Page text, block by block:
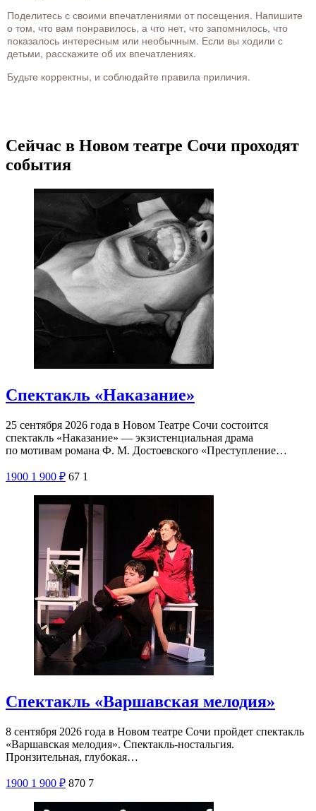
Поделитесь с своими впечатлениями от посещения. Напишите
о том, что вам понравилось, а что нет, что запомнилось, что
показалось интересным или необычным. Если вы ходили с
детьми, расскажите об их впечатлениях.
Будьте корректны, и соблюдайте правила приличия.
Сейчас в Новом театре Сочи проходят
события
Спектакль «Наказание»
25 сентября 2026 года в Новом Театре Сочи состоится
спектакль «Наказание» — экзистенциальная драма
по мотивам романа Ф. М. Достоевского «Преступление…
1900 1 900 ₽ 67 1
Спектакль «Варшавская мелодия»
8 сентября 2026 года в Новом театре Сочи пройдет спектакль
«Варшавская мелодия». Спектакль-ностальгия.
Пронзительная, глубокая…
1900 1 900 ₽ 870 7